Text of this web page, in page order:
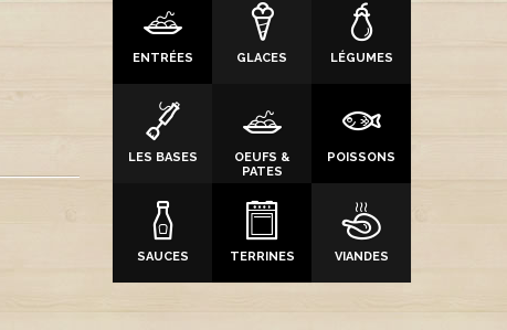
ENTRÉES GLACES LÉGUMES
LES BASES
OEUFS &
PATES
POISSONS
SAUCES TERRINES VIANDES